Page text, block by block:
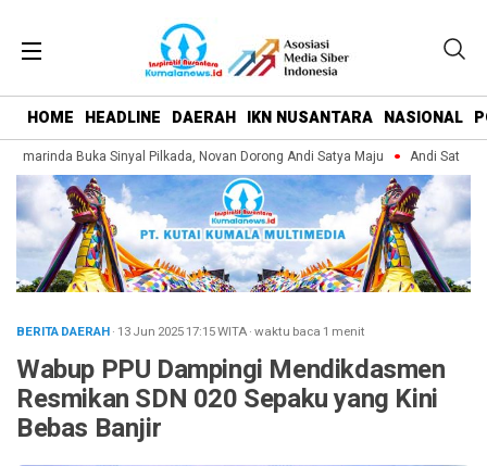
HOME HEADLINE DAERAH IKN NUSANTARA NASIONAL
Buka Sinyal Pilkada, Novan Dorong Andi Satya Maju Andi Satya
BERITA DAERAH· 13 Jun 202517:15WITA·waktu baca 1 menit
Wabup PPU Dampingi Mendikdasmen
Resmikan SDN 020 Sepaku yang Kini
Bebas Banjir